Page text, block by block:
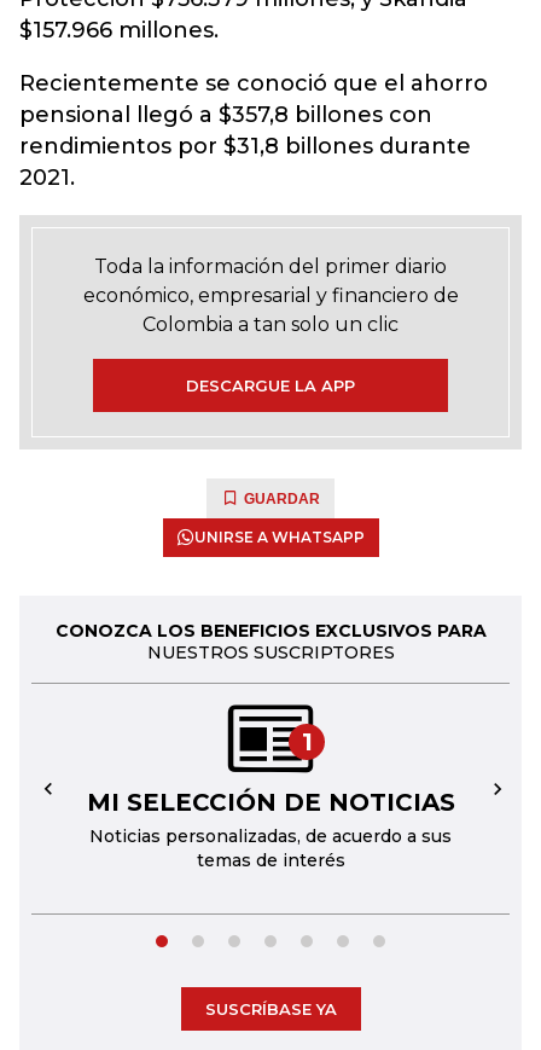
$157.966 millones.
Recientemente se conoció que el ahorro
pensional llegó a $357,8 billones con
rendimientos por $31,8 billones durante
2021.
Toda la información del primer diario
económico, empresarial y financiero de
Colombia a tan solo un clic
DESCARGUE LA APP
GUARDAR
UNIRSE A WHATSAPP
CONOZCA LOS BENEFICIOS EXCLUSIVOS PARA
NUESTROS SUSCRIPTORES
1
MI SELECCIÓN DE NOTICIAS
Noticias personalizadas, de acuerdo a sus
temas de interés
← →
SUSCRÍBASE YA